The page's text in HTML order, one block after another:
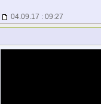
04.09.17 : 09:27